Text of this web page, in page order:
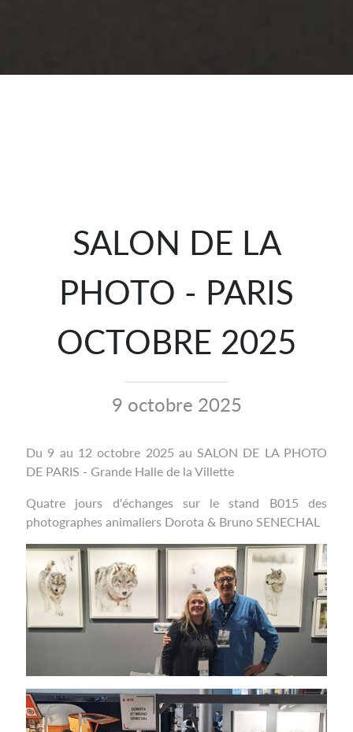
SALON DE LA
PHOTO - PARIS
OCTOBRE 2025
9 octobre 2025
Du 9 au 12 octobre 2025 au SALON DE LA PHOTO
DE PARIS - Grande Halle de la Villette
Quatre jours d'échanges sur le stand B015 des
photographes animaliers Dorota & Bruno SENECHAL